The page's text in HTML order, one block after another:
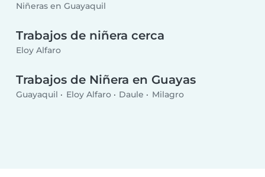
Niñeras en Guayaquil
Trabajos de niñera cerca
Eloy Alfaro
Trabajos de Niñera en Guayas
Guayaquil Eloy Alfaro Daule Milagro